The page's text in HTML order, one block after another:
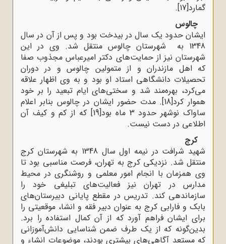
گمارد
.[17]
چالوس
ایشان حدود یک سال در بیدخت بود و پس از آن در سال
1348 به شهرستان چالوس منتقل شد. وی در این
شهرستان نیز از حمایت‌های دکتر امیرعباس مجذوب صفا
که اهل مازندران و از متمولین چالوس و در دوران
تحصیلات دانشگاهی استاد او بود و به وی اظهار علاقه
می‌کرد، بهره‌مند شد و سختی‌های ایام تبعید را بر خود
هموار کرد
.[18] مدت حضور ایشان در چالوس بنابر اعلام
ساواک نوشهر حدود 3 ماه بود
[19] که از کم و کیف آن
اطلاعی در دست نیست.
کرج
شهید شرافت در نیمه اول سال 1348 به شهرستان کرج
منتقل شد. نزدیکی کرج به تهران، فرصت مناسبی بود تا
وی همزمان با انجام امور معلمی و روشنگری در محیط
مدارس در تهران نیز فعالیت‌های تبلیغی خود را
سازماندهی کند. تدریس در مقطع پایانی دبیرستان‌های
بابک و فارابی کرج به عنوان دبیر فقه و انشا، موقعیتی را
برای ایشان فراهم آورد که از آن کمال استفاده را برد.
بدین‌گونه که از یک طرف ضمن شناسایی دانش‌آموزانی
که مستعد آگاهی‌های بیشتری بودند، موضوعات انشاء و